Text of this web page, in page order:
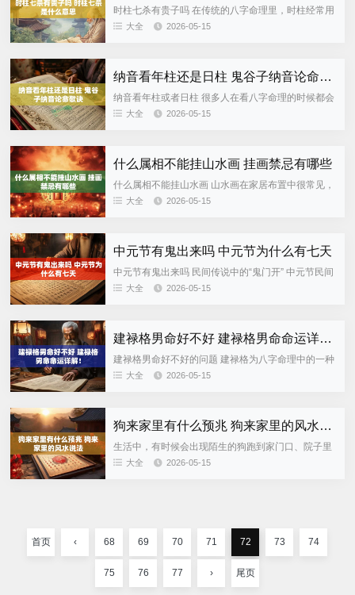
时柱七杀有贵子吗 在传统的八字命理里，时柱经常用
来看一个人的晚年、子女、下属、学生以及人生后半
大全 2026-05-15
纳音看年柱还是日柱 鬼谷子纳音论命歌诀
纳音看年柱或者日柱 很多人在看八字命理的时候都会
遇到“纳音”的问题。比如甲子乙丑海中金、丙寅丁卯
大全 2026-05-15
什么属相不能挂山水画 挂画禁忌有哪些
什么属相不能挂山水画 山水画在家居布置中很常见，
人们喜欢用山的稳重、水的灵动来营造出一种宁静雅
大全 2026-05-15
中元节有鬼出来吗 中元节为什么有七天
中元节有鬼出来吗 民间传说中的“鬼门开” 中元节民间
又叫鬼节，七月半的时候就有“鬼门开”的说法。农历
大全 2026-05-15
建禄格男命好不好 建禄格男命命运详解！
建禄格男命好不好的问题 建禄格为八字命理中的一种
格局，一般指日主在月令上得禄，则表明自身力量较
大全 2026-05-15
狗来家里有什么预兆 狗来家里的风水说法
生活中，有时候会出现陌生的狗跑到家门口、院子里
面的情况，并且一直不肯走开。人们常常会问，这会
大全 2026-05-15
首页 ‹ 68 69 70 71 72 73 74
75 76 77 › 尾页